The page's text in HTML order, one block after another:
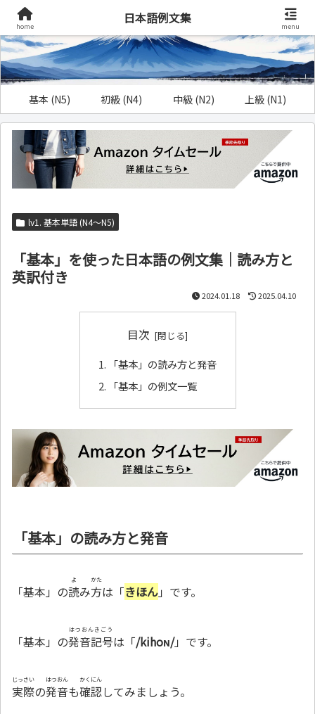
基本 (N5) 初級 (N4) 中級 (N2) 上級 (N1)
lv1. 基本単語 (N4～N5)
「基本」を使った日本語の例文集｜読み方と
英訳付き
2024.01.18 2025.04.10
目次
「基本」の読み方と発音
「基本」の例文一覧
「基本」の読み方と発音
「基本」の読
よ
み方
かた
は「きほん」です。
「基本」の発音記号
はつおんきごう
は「/kihoɴ/」です。
実際
じっさい
の発音
はつおん
も確認
かくにん
してみましょう。
home
日本語例文集
menu